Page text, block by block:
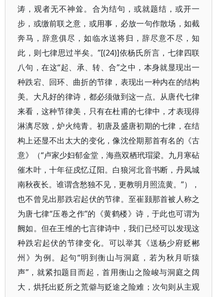
涛，观者无不神耸。合为结句，或就题结，或开一
步，或缴前联之意，或用事，必放一句作散场，如截
奔马，辞意俱尽，如临水送将归，辞尽意不尽，知
此，则七律思过半矣。”[(24)]依杨氏所言，七律四联
八句，在这“起、承、转、合”之中，本身就显现出一
种跌宕、回环、曲折的节律，表现出一种内在的结构
美。大凡好的律诗，都必须做到这一点。从唐代七律
来看，这种节律美，只有在杜甫的七律中，才表现得
淋漓尽致，炉火纯青。初唐及盛唐初期的七律，在结
构上还显不出太大的变化，像沈佺期那首有名的《古
意》（“卢家少妇郁金堂，海燕双栖玳瑁梁。九月寒砧
催木叶，十年征戍忆辽阳。白狼河北音书断，丹凤城
南秋夜长。谁谓含愁独不见，更教明月照流黄。”），
也不曾见出那跌宕起伏的节律。至崔颢那首被人称之
为唐七律“压卷之作”的《黄鹤楼》诗，于此也可谓为
阙如。但在王维的七言律诗中，我们已经可以发现这
种跌宕起伏的节律变化。可以举其《送杨少府贬郴
州》为例。起句“明到衡山与洞庭，若为秋月听猿
声”，就紧扣题目而起，首用衡山之险峻与洞庭之阔
大，烘托出贬所之荒僻与贬途之险难；次句则从主观